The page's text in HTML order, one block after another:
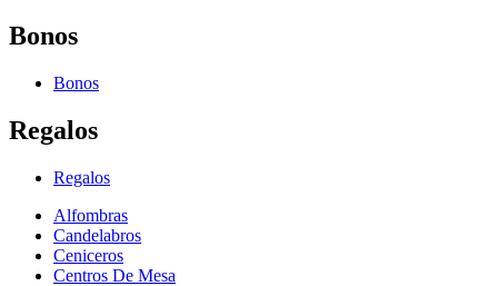
Bonos
Bonos
Regalos
Regalos
Alfombras
Candelabros
Ceniceros
Centros De Mesa